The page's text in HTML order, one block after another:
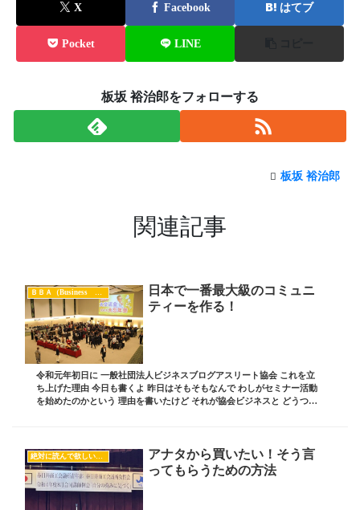
X Facebook はてブ
Pocket LINE
板坂 裕治郎をフォローする
板坂 裕治郎
関連記事
ＢＢＡ（Business Blog Athlete）
日本で一番最大級のコミュニ
ティーを作る！
令和元年初日に 一般社団法人ビジネスブログアスリート協会 これを立
ち上げた理由 今日も書くよ 昨日はそもそもなんで わしがセミナー活動
を始めたのかという 理由を書いたけど それが協会ビジネスと どうつな
絶対に読んで欲しいオススメ記事
アナタから買いたい！そう言
ってもらうための方法